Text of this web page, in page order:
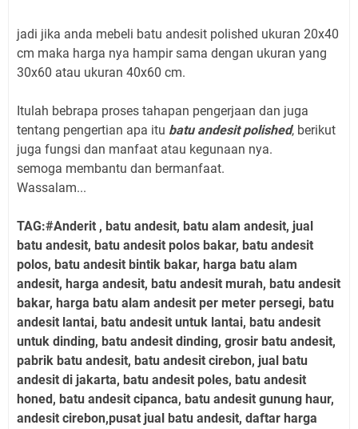
jadi jika anda mebeli batu andesit polished ukuran 20x40
cm maka harga nya hampir sama dengan ukuran yang
30x60 atau ukuran 40x60 cm.
Itulah bebrapa proses tahapan pengerjaan dan juga
tentang pengertian apa itu batu andesit polished, berikut
juga fungsi dan manfaat atau kegunaan nya.
semoga membantu dan bermanfaat.
Wassalam...
TAG:#Anderit , batu andesit, batu alam andesit, jual
batu andesit, batu andesit polos bakar, batu andesit
polos, batu andesit bintik bakar, harga batu alam
andesit, harga andesit, batu andesit murah, batu andesit
bakar, harga batu alam andesit per meter persegi, batu
andesit lantai, batu andesit untuk lantai, batu andesit
untuk dinding, batu andesit dinding, grosir batu andesit,
pabrik batu andesit, batu andesit cirebon, jual batu
andesit di jakarta, batu andesit poles, batu andesit
honed, batu andesit cipanca, batu andesit gunung haur,
andesit cirebon,pusat jual batu andesit, daftar harga